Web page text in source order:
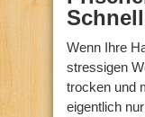
Wenn Ihre
stressigen
trocken und
eigentlich